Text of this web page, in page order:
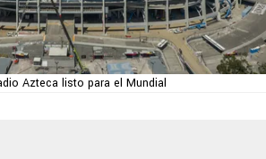
Azteca listo para el Mundial